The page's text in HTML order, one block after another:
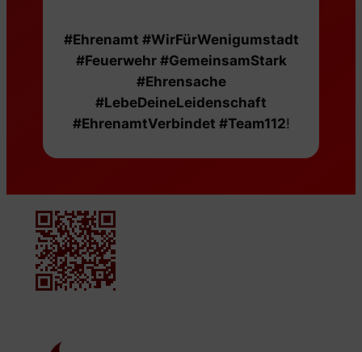
#Ehrenamt #WirFürWenigumstadt
#Feuerwehr #GemeinsamStark
#Ehrensache
#LebeDeineLeidenschaft
#EhrenamtVerbindet #Team112!